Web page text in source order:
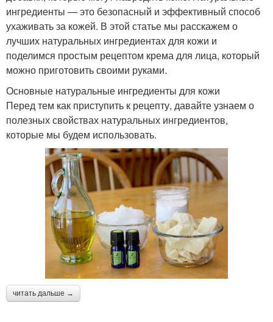
ингредиенты — это безопасный и эффективный способ
ухаживать за кожей. В этой статье мы расскажем о
лучших натуральных ингредиентах для кожи и
поделимся простым рецептом крема для лица, который
можно приготовить своими руками.
Основные натуральные ингредиенты для кожи
Перед тем как приступить к рецепту, давайте узнаем о
полезных свойствах натуральных ингредиентов,
которые мы будем использовать.
читать дальше →